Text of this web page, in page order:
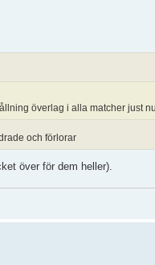
överlag i alla matcher just
och förlorar
över för dem heller).